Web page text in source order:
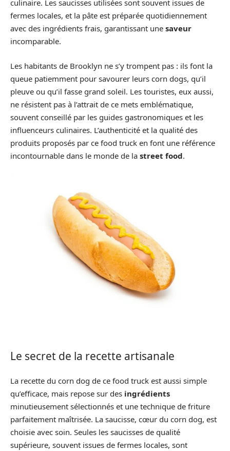
culinaire. Les saucisses utilisées sont souvent issues de
fermes locales, et la pâte est préparée quotidiennement
avec des ingrédients frais, garantissant une saveur
incomparable.
Les habitants de Brooklyn ne s’y trompent pas : ils font la
queue patiemment pour savourer leurs corn dogs, qu’il
pleuve ou qu’il fasse grand soleil. Les touristes, eux aussi,
ne résistent pas à l’attrait de ce mets emblématique,
souvent conseillé par les guides gastronomiques et les
influenceurs culinaires. L’authenticité et la qualité des
produits proposés par ce food truck en font une référence
incontournable dans le monde de la street food.
Le secret de la recette artisanale
La recette du corn dog de ce food truck est aussi simple
qu’efficace, mais repose sur des ingrédients
minutieusement sélectionnés et une technique de friture
parfaitement maîtrisée. La saucisse, cœur du corn dog, est
choisie avec soin. Seules les saucisses de qualité
supérieure, souvent issues de fermes locales, sont